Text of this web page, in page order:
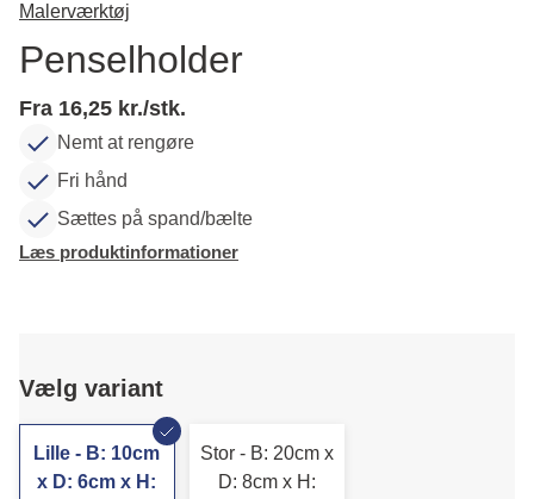
Malerværktøj
Penselholder
Fra 16,25 kr./stk.
Nemt at rengøre
Fri hånd
Sættes på spand/bælte
Læs produktinformationer
Vælg variant
Lille - B: 10cm
x D: 6cm x H:
Stor - B: 20cm x
D: 8cm x H: